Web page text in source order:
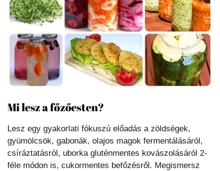
Mi lesz a főzőesten?
Lesz egy gyakorlati fókuszú előadás a zöldségek,
gyümölcsök, gabonák, olajos magok fermentálásáról,
csíráztatásról, uborka gluténmentes kovászolásáról 2-
féle módon is, cukormentes befőzésről. Megismersz